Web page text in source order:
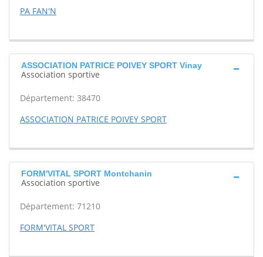
PA FAN'N
ASSOCIATION PATRICE POIVEY SPORT Vinay
Association sportive
Département: 38470
ASSOCIATION PATRICE POIVEY SPORT
FORM'VITAL SPORT Montchanin
Association sportive
Département: 71210
FORM'VITAL SPORT